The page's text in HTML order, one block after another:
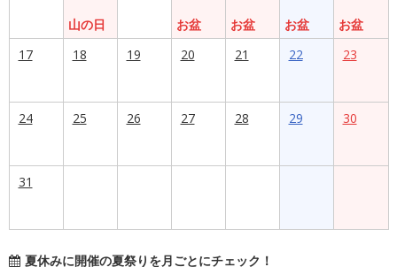
山の日
お盆
お盆
お盆
お盆
17
18 19 20 21 22 23
24 25 26 27 28 29 30
31
夏休みに開催の夏祭りを月ごとにチェック！